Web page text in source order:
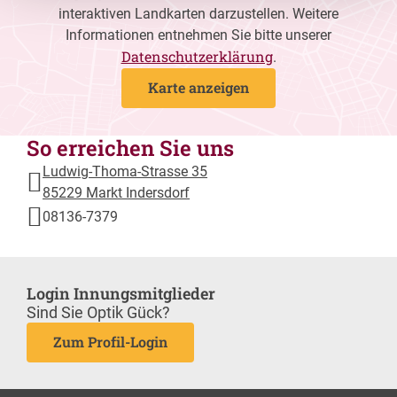
interaktiven Landkarten darzustellen. Weitere
Informationen entnehmen Sie bitte unserer
Datenschutzerklärung.
Karte anzeigen
So erreichen Sie uns
Ludwig-Thoma-Strasse 35
85229 Markt Indersdorf
08136-7379
Login Innungsmitglieder
Sind Sie Optik Gück?
Zum Profil-Login